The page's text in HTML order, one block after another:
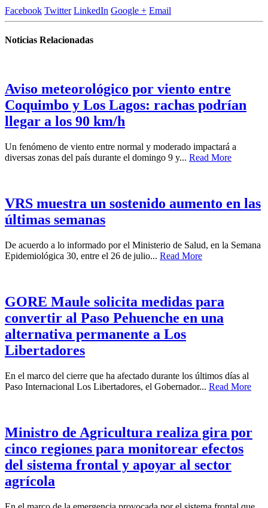
Facebook Twitter LinkedIn Google + Email
Noticias Relacionadas
Aviso meteorológico por viento entre
Coquimbo y Los Lagos: rachas podrían
llegar a los 90 km/h
Un fenómeno de viento entre normal y moderado impactará a
diversas zonas del país durante el domingo 9 y... Read More
VRS muestra un sostenido aumento en las
últimas semanas
De acuerdo a lo informado por el Ministerio de Salud, en la Semana
Epidemiológica 30, entre el 26 de julio... Read More
GORE Maule solicita medidas para
convertir al Paso Pehuenche en una
alternativa permanente a Los
Libertadores
En el marco del cierre que ha afectado durante los últimos días al
Paso Internacional Los Libertadores, el Gobernador... Read More
Ministro de Agricultura realiza gira por
cinco regiones para monitorear efectos
del sistema frontal y apoyar al sector
agrícola